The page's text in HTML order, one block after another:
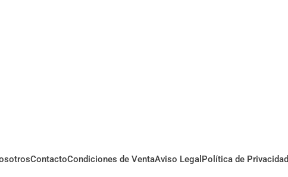
ContactoCondiciones de VentaAviso Legal Política de Privacidad